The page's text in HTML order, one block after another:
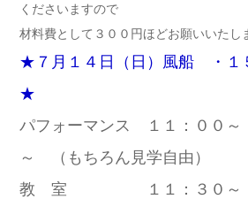
くださいますので
材料費として３００円ほどお願いいたし
★７月１４日（日）風船 ・１
★
パフォーマンス １１：００
～ （もちろん見学自由）
教 室 １１：３０～